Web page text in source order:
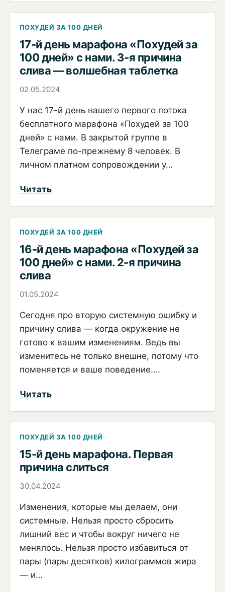
й
день
марафона.
Тема
недели:
«Освобождаемся
манипуляций»
ПОХУДЕЙ ЗА 100 ДНЕЙ
17-й день марафона «Похудей за
100 дней» с нами. 3-я причина
слива — волшебная таблетка
02.05.2024
У нас 17-й день нашего первого потока
бесплатного марафона «Похудей за 100
дней» с нами. В закрытой группе в
Телеграме по-прежнему 8 человек. В
личном платном сопровождении у…
Читать:
й
день
марафона
«Похудей
100
с
нами.
слива
волшебная
таблетка
ПОХУДЕЙ ЗА 100 ДНЕЙ
16-й день марафона «Похудей за
100 дней» с нами. 2-я причина
слива
01.05.2024
Сегодня про вторую системную ошибку и
причину слива — когда окружение не
готово к вашим изменениям. Ведь вы
изменитесь не только внешне, потому что
поменяется и ваше поведение.…
Читать:
й
день
марафона
«Похудей
за
дней»
с
нами.
2-
ПОХУДЕЙ ЗА 100 ДНЕЙ
15-й день марафона. Первая
причина слиться
30.04.2024
Изменения, которые мы делаем, они
системные. Нельзя просто сбросить
лишний вес и чтобы вокруг ничего не
менялось. Нельзя просто избавиться от
пары (пары десятков) килограммов жира
— и…